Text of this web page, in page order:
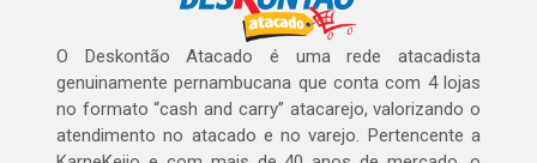
O Deskontão Atacado é uma rede atacadista
genuinamente pernambucana que conta com 4 lojas
no formato “cash and carry” atacarejo, valorizando o
atendimento no atacado e no varejo. Pertencente a